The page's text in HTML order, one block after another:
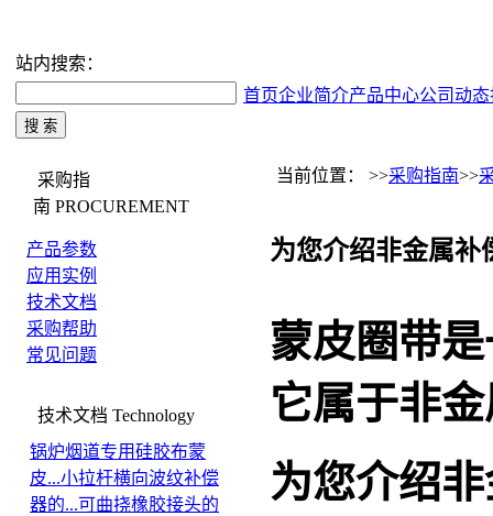
站内搜索：
首页企业简介产品中心公司动态
采购指
南 PROCUREMENT
产品参数
应用实例
技术文档
采购帮助
常见问题
技术文档 Technology
锅炉烟道专用硅胶布蒙
皮...小拉杆横向波纹补偿
器的...可曲挠橡胶接头的
当前位置： >>采购指南>>
为您介绍非金属补
蒙皮圈带
它属于非
为您介绍